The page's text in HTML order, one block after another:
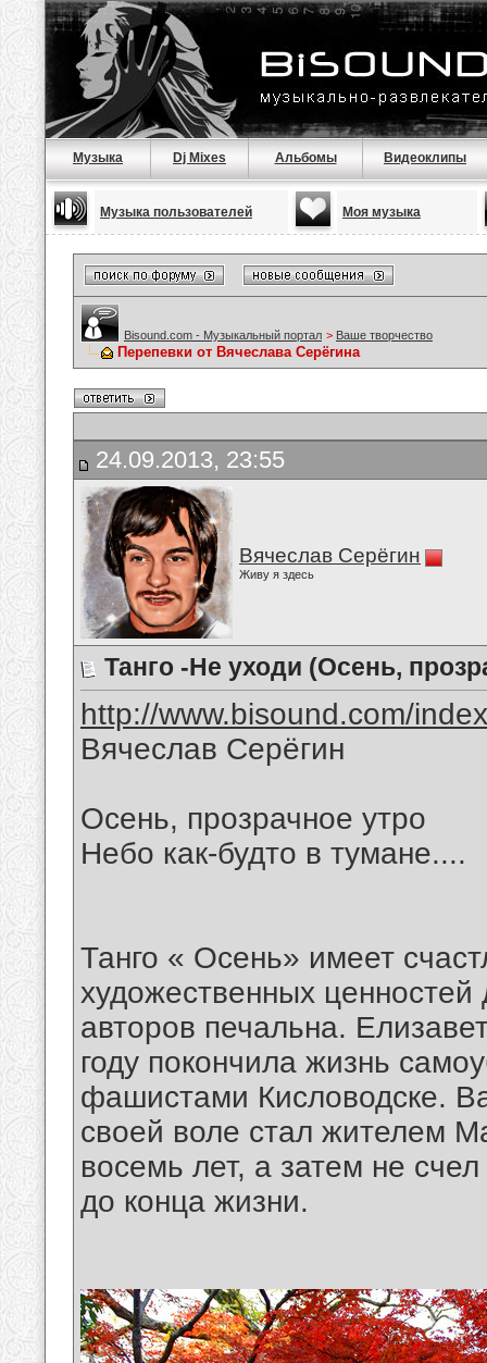
Музыка Dj Mixes Альбомы Видеоклипы
Музыка пользователей Моя музыка
Bisound.com - Музыкальный портал > Ваше творчество
Перепевки от Вячеслава Серёгина
24.09.2013, 23:55
Вячеслав Серёгин
Живу я здесь
Танго -Не уходи (Осень,
http://www.bisound.com/
Вячеслав Серёгин
Осень, пpозpачное утpо
Небо как-будто в тумане....
Танго « Осень» имеет
художественных ценностей
авторов печальна.
году покончила жизнь
фашистами Кисловодске.
своей воле стал жителем
восемь лет, а затем не
до конца жизни.